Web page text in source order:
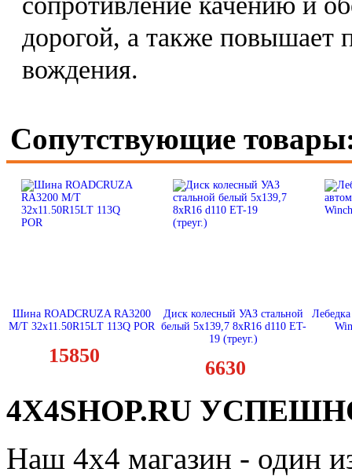
дорогой, а также повышает
вождения.
Сопутствующие
Шина ROADCRUZA RA3200
M/T 32x11.50R15LT 113Q POR
15850
Диск колесный УАЗ стальной
белый 5x139,7 8xR16 d110 ET-
19 (треуг.)
6630
4X4SHOP.RU
Наш 4x4 магазин - один